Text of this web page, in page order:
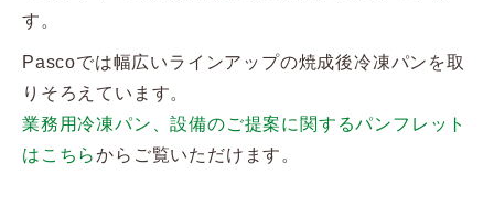
す。
Pascoでは幅広いラインアップの焼成後冷凍パンを取
りそろえています。
業務用冷凍パン、設備のご提案に関するパンフレット
はこちらからご覧いただけます。